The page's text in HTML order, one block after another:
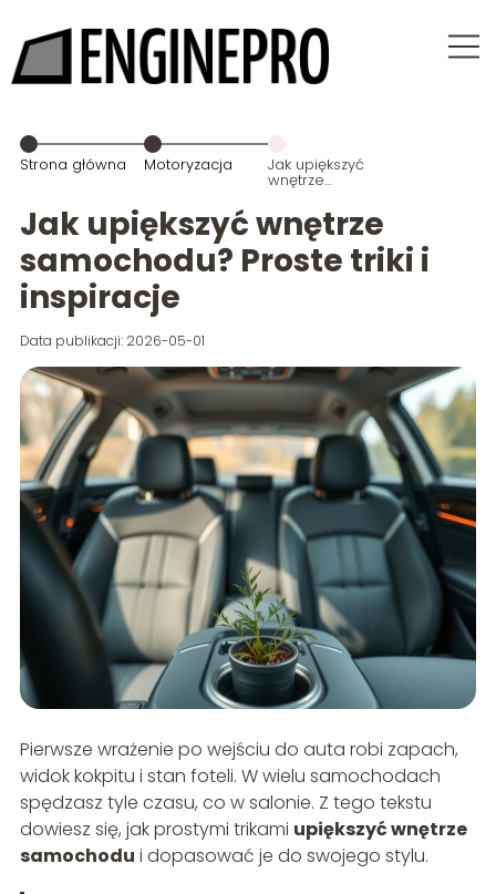
Strona główna Motoryzacja Jak upiększyć
wnętrze
samochodu?
Proste triki i
inspiracje
Jak upiększyć wnętrze
samochodu? Proste triki i
inspiracje
Data publikacji: 2026-05-01
Pierwsze wrażenie po wejściu do auta robi zapach,
widok kokpitu i stan foteli. W wielu samochodach
spędzasz tyle czasu, co w salonie. Z tego tekstu
dowiesz się, jak prostymi trikami upiększyć wnętrze
samochodu i dopasować je do swojego stylu.